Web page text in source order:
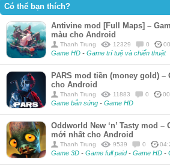
Có thể bạn thích?
Antivine mod [Full Maps] –
màu cho Android
Thanh Trung 12329 0
Game HD - Game trí tuệ và chiến thuật
PARS mod tiền (money gold) –
cho Android
Thanh Trung 11883 0
Game bắn súng - Game HD
Oddworld New ‘n’ Tasty mod
mới nhất cho Android
Thanh Trung 9539 0
Game 3D - Game full paid- Game HD -